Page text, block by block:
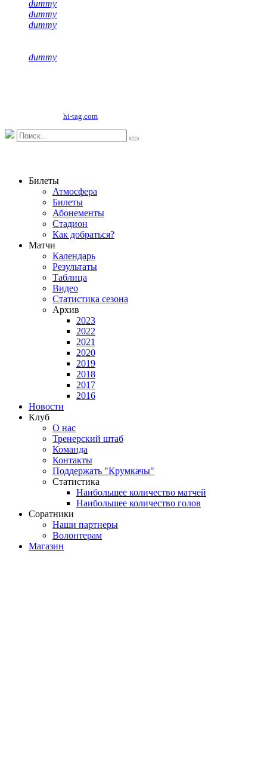
dummy
dummy
dummy
dummy
hi-tag.com
Билеты
Атмосфера
Билеты
Абонементы
Стадион
Как добраться?
Матчи
Календарь
Результаты
Таблица
Видео
Статистика сезона
Архив
2023
2022
2021
2020
2019
2018
2017
2016
Новости
Клуб
О нас
Тренерский штаб
Команда
Контакты
Поддержать "Крумкачы"
Статистика
Наибольшее количество матчей
Наибольшее количество голов
Соратники
Наши партнеры
Волонтерам
Магазин